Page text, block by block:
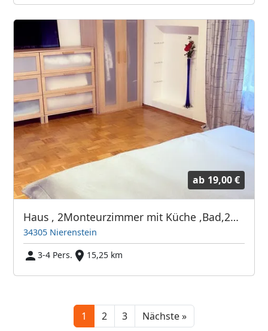
ab 19,00 €
Haus , 2Monteurzimmer mit Küche ,Bad,2Wc, Wohnzimmer
34305 Nierenstein
3-4 Pers.
15,25 km
1 2 3 Nächste »Next